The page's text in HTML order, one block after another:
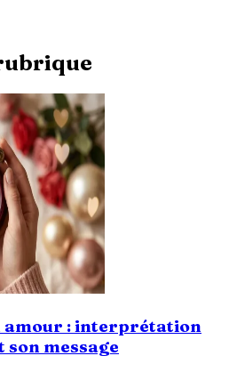
amour : interprétation
message